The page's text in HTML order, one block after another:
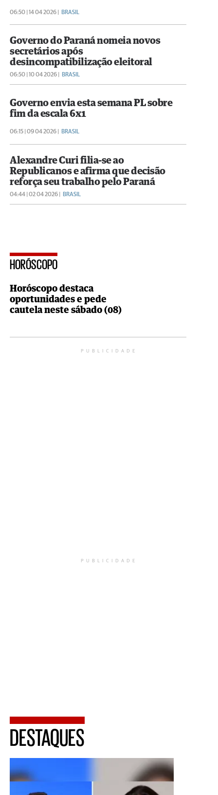
06:50 | 14 04 2026 | BRASIL
Governo do Paraná nomeia novos
secretários após
desincompatibilização eleitoral
06:50 | 10 04 2026 | BRASIL
Governo envia esta semana PL sobre
fim da escala 6x1
06:15 | 09 04 2026 | BRASIL
Alexandre Curi filia-se ao
Republicanos e afirma que decisão
reforça seu trabalho pelo Paraná
04:44 | 02 04 2026 | BRASIL
HORÓSCOPO
Horóscopo destaca
oportunidades e pede
cautela neste sábado (08)
PUBLICIDADE
PUBLICIDADE
DESTAQUES